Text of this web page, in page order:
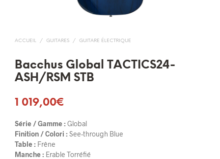
ACCUEIL / GUITARES / GUITARE ÉLECTRIQUE
Bacchus Global TACTICS24-
ASH/RSM STB
1 019,00€
Série / Gamme : Global
Finition / Colori : See-through Blue
Table : Frêne
Manche : Erable Torréfié